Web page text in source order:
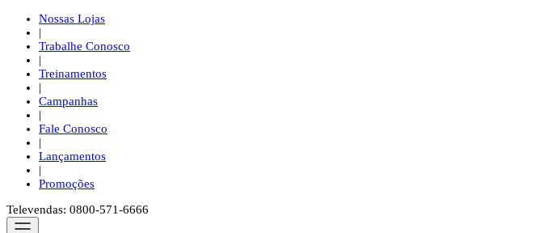
Nossas Lojas
|
Trabalhe Conosco
|
Treinamentos
|
Campanhas
|
Fale Conosco
|
Lançamentos
|
Promoções
Televendas: 0800-571-6666